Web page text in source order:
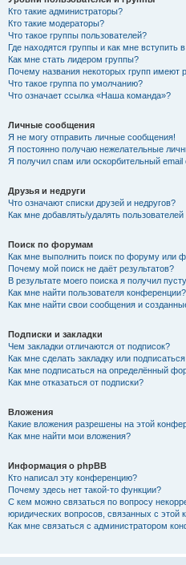
Кто такие администраторы?
Кто такие модераторы?
Что такое группы пользователей?
Где находятся группы и как мне вступить
Как мне стать лидером группы?
Почему названия некоторых групп имеют
Что такое группа по умолчанию?
Что означает ссылка «Наша команда»?
Личные сообщения
Я не могу отправить личные сообщения!
Я постоянно получаю нежелательные
Я получил спам или оскорбительный email
Друзья и недруги
Что означают списки друзей и недругов?
Как мне добавлять/удалять
Поиск по форумам
Как мне выполнить поиск по форуму или
Почему мой поиск не даёт результатов?
В результате моего поиска я получил
Как мне найти пользователя конференции?
Как мне найти свои сообщения и
Подписки и закладки
Чем закладки отличаются от подписок?
Как мне сделать закладку или
Как мне подписаться на определённый
Как мне отказаться от подписки?
Вложения
Какие вложения разрешены на этой
Как мне найти мои вложения?
Информация о phpBB
Кто написал эту конференцию?
Почему здесь нет такой-то функции?
С кем можно связаться по вопросу
юридических вопросов, связанных с этой
Как мне связаться с администратором